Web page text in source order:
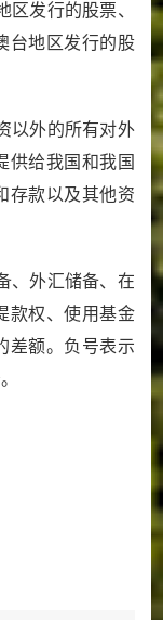
区发行的股票、
台地区发行的股
以外的所有对外
供给我国和我国
存款以及其他资
、外汇储备、在
款权、使用基金
差额。负号表示